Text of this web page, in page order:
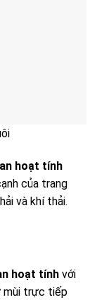
hoạt tính
của trang
và khí thải.
hoạt tính với
mùi trực tiếp